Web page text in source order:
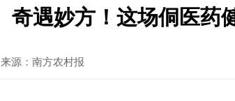
奇遇妙方！这场侗医药
来源：南方农村报